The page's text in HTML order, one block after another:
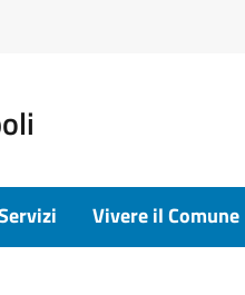
Vivere il Comune